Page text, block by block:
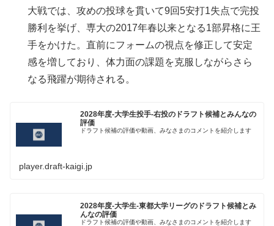
大戦では、攻めの投球を貫いて9回5安打1失点で完投
勝利を挙げ、専大の2017年春以来となる1部昇格に王
手をかけた。直前にフォームの視点を修正して安定
感を増しており、体力面の課題を克服しながらさら
なる飛躍が期待される。
2028年度-大学生投手-右投のドラフト候補とみんなの
評価
ドラフト候補の評価や動画、みなさまのコメントを紹介します
player.draft-kaigi.jp
2028年度-大学生-東都大学リーグのドラフト候補とみ
んなの評価
ドラフト候補の評価や動画、みなさまのコメントを紹介します